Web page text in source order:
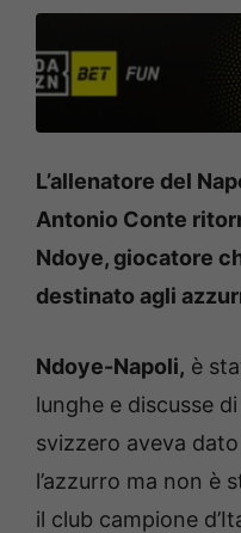
L’allenatore del
Antonio Conte
Ndoye, giocatore
destinato agli
Ndoye-Napoli, è
lunghe e discusse
svizzero aveva
l’azzurro ma non è
il club campione